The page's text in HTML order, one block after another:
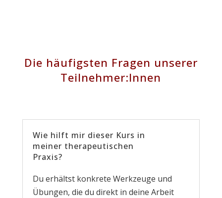
Die häufigsten Fragen unserer
Teilnehmer:Innen
Wie hilft mir dieser Kurs in
meiner therapeutischen
Praxis?
Du erhältst konkrete Werkzeuge und
Übungen, die du direkt in deine Arbeit